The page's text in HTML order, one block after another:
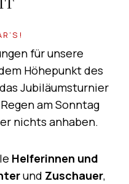
für unsere
Höhepunkt des
Jubiläumsturnier
am Sonntag
nichts anhaben.
Helferinnen und
und Zuschauer,